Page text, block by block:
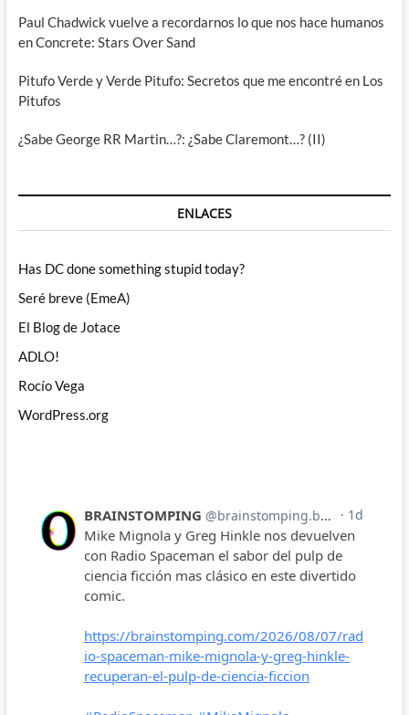
Paul Chadwick vuelve a recordarnos lo que nos hace humanos
en Concrete: Stars Over Sand
Pitufo Verde y Verde Pitufo: Secretos que me encontré en Los
Pitufos
¿Sabe George RR Martin…?: ¿Sabe Claremont…? (II)
ENLACES
Has DC done something stupid today?
Seré breve (EmeA)
El Blog de Jotace
ADLO!
Rocío Vega
WordPress.org